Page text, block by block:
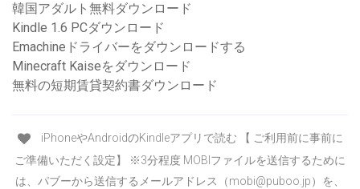
韓国アダルト無料ダウンロード
Kindle 1.6 PCダウンロード
Emachineドライバーをダウンロードする
Minecraft Kaiseをダウンロード
無料の短期賃貸契約書ダウンロード
iPhoneやAndroidのKindleアプリで読む 【 ご利用前に事前に
ご準備いただく設定】 ※3分程度 MOBIファイルを送信するために
は、パブーから送信するメールアドレス（mobi@puboo.jp）を、